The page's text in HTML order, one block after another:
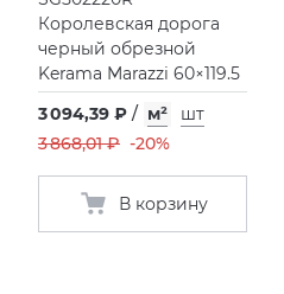
Королевская дорога
черный обрезной
Kerama Marazzi 60×119.5
3 094,39 ₽ / м²
шт
3 868,01 ₽ -20%
В корзину